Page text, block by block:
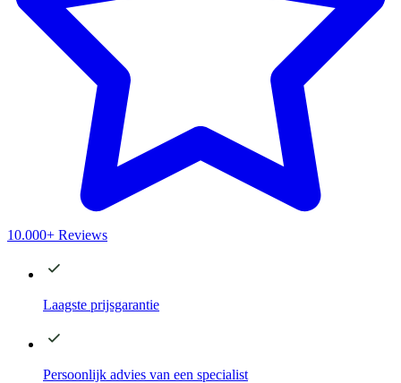
10.000+ Reviews
Laagste prijsgarantie
Persoonlijk advies van een specialist